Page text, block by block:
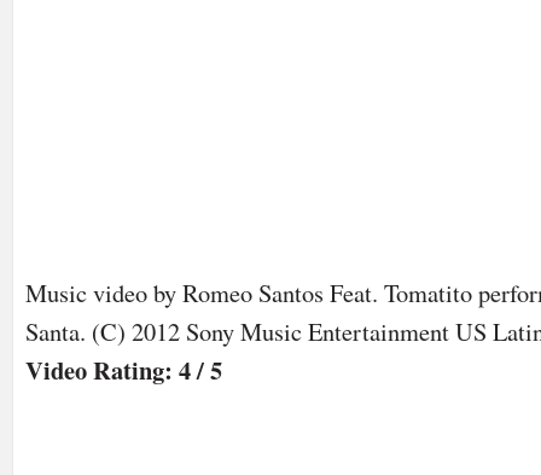
Music video by Romeo Santos Feat. Tomatito
Santa. (C) 2012 Sony Music Entertainment US
Video Rating: 4 / 5